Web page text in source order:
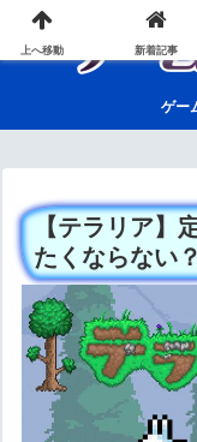
ゲー
【テラリア】
たくならない？
上へ移動 新着記事